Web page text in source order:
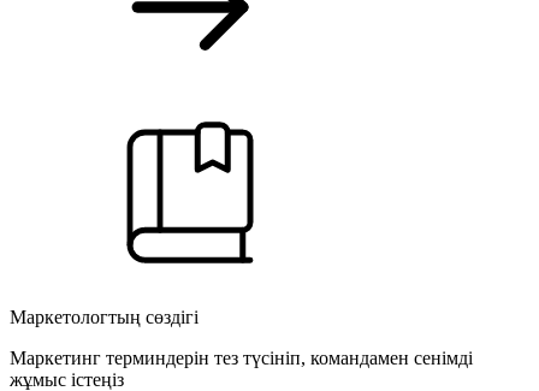
Маркетологтың сөздігі
Маркетинг терминдерін тез түсініп, командамен сенімді
жұмыс істеңіз